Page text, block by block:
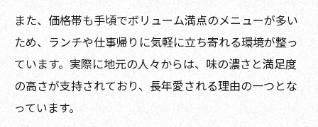
大野城ラーメン工業地で味わう濃厚系の選
び方
工業地で探す大野城ラーメン濃厚ガイドの
決定版
大野城ラーメン工業地で楽しむ濃厚体験の
また、価格帯も手頃でボリューム満点のメニューが多い
ため、ランチや仕事帰りに気軽に立ち寄れる環境が整っ
ています。実際に地元の人々からは、味の濃さと満足度
の高さが支持されており、長年愛される理由の一つとな
っています。